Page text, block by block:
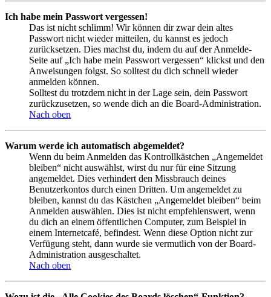
Ich habe mein Passwort vergessen!
Das ist nicht schlimm! Wir können dir zwar dein altes
Passwort nicht wieder mitteilen, du kannst es jedoch
zurücksetzen. Dies machst du, indem du auf der Anmelde-
Seite auf „Ich habe mein Passwort vergessen“ klickst und den
Anweisungen folgst. So solltest du dich schnell wieder
anmelden können.
Solltest du trotzdem nicht in der Lage sein, dein Passwort
zurückzusetzen, so wende dich an die Board-Administration.
Nach oben
Warum werde ich automatisch abgemeldet?
Wenn du beim Anmelden das Kontrollkästchen „Angemeldet
bleiben“ nicht auswählst, wirst du nur für eine Sitzung
angemeldet. Dies verhindert den Missbrauch deines
Benutzerkontos durch einen Dritten. Um angemeldet zu
bleiben, kannst du das Kästchen „Angemeldet bleiben“ beim
Anmelden auswählen. Dies ist nicht empfehlenswert, wenn
du dich an einem öffentlichen Computer, zum Beispiel in
einem Internetcafé, befindest. Wenn diese Option nicht zur
Verfügung steht, dann wurde sie vermutlich von der Board-
Administration ausgeschaltet.
Nach oben